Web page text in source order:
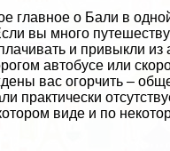
главное о Бали в
вы много
и привыкли из
автобусе или
вас огорчить –
практически
виде и по